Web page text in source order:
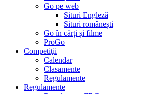
Go pe web
Situri Engleză
Situri românești
Go în cărți și filme
ProGo
Competiţii
Calendar
Clasamente
Regulamente
Regulamente